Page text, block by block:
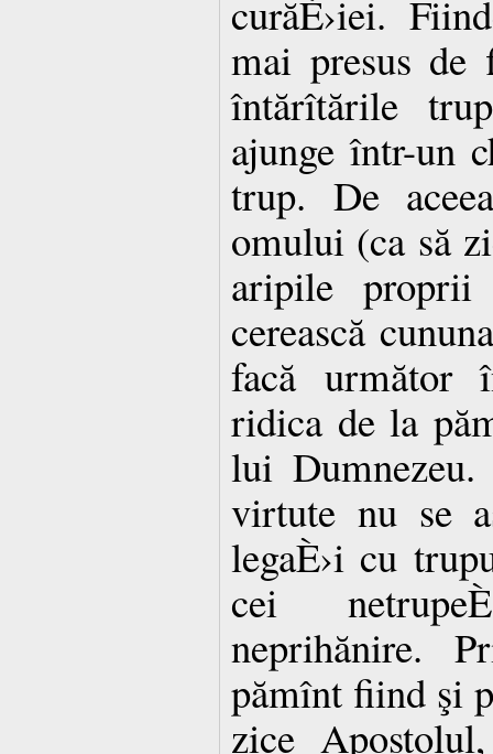
curăÈ›iei.
mai presus
întărîtările
ajunge într-un
trup. De
omului (ca să
aripile
cerească
facă următor
ridica de la
lui
virtute nu se
legaÈ›i cu
cei
neprihănire.
pămînt fiind şi
zice